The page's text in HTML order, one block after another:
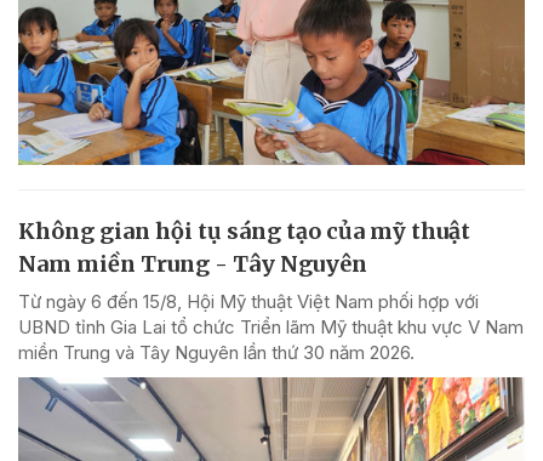
Không gian hội tụ sáng tạo của mỹ thuật
Nam miền Trung - Tây Nguyên
Từ ngày 6 đến 15/8, Hội Mỹ thuật Việt Nam phối hợp với
UBND tỉnh Gia Lai tổ chức Triển lãm Mỹ thuật khu vực V Nam
miền Trung và Tây Nguyên lần thứ 30 năm 2026.